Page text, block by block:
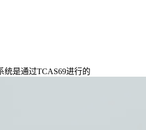
统是通过TCAS69进行的